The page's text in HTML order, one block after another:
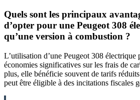
Quels sont les principaux
d’opter pour une Peugeot 308
qu’une version à combustion ?
L’utilisation d’une Peugeot 308 électrique
économies significatives sur les frais de
plus, elle bénéficie souvent de tarifs
peut être éligible à des incitations fiscales